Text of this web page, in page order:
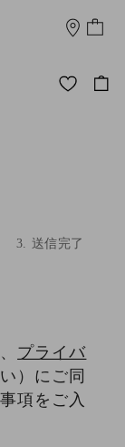
送信完了
プライバ
）にご同
項をご入